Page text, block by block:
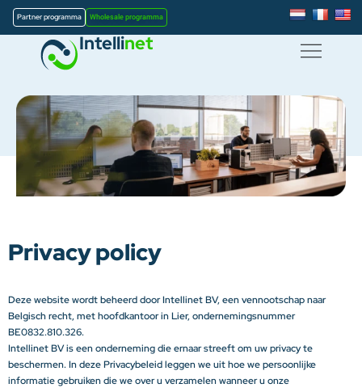
Partner programma Wholesale programma
Intellinet
Privacy policy
Deze website wordt beheerd door Intellinet BV, een vennootschap naar
Belgisch recht, met hoofdkantoor in Lier, ondernemingsnummer
BE0832.810.326.
Intellinet BV is een onderneming die ernaar streeft om uw privacy te
beschermen. In deze Privacybeleid leggen we uit hoe we persoonlijke
informatie gebruiken die we over u verzamelen wanneer u onze